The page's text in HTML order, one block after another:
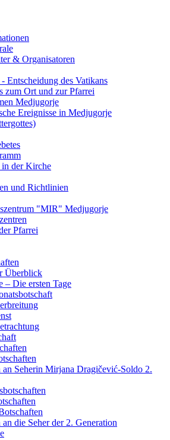
& Organisatoren
Entscheidung des Vatikans
zum Ort und zur Pfarrei
Medjugorje
Ereignisse in Medjugorje
der Kirche
und Richtlinien
"MIR" Medjugorje
Pfarrei
Überblick
– Die ersten Tage
an Seherin Mirjana Dragičević-Soldo 2.
die Seher der 2. Generation